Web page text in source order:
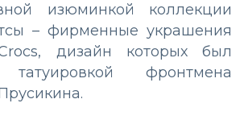
изюминкой коллекции
– фирменные украшения
дизайн которых был
татуировкой фронтмена